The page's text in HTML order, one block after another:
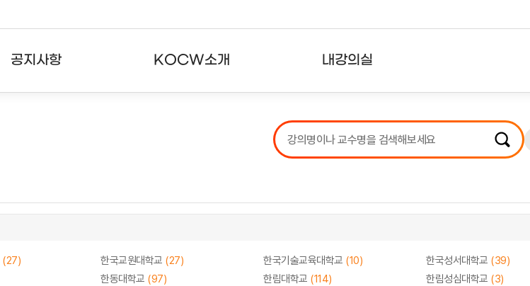
공지사항 KOCW소개 내강의실
강의리스트
수강확인증강의
(27) 한국교원대학교 (27) 한국기술교육대학교 (10) 한국성서대학교 (39)
한동대학교 (97) 한림대학교 (114) 한림성심대학교 (3)